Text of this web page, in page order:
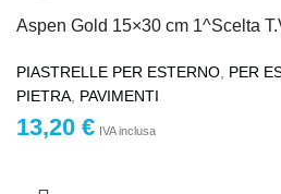
Aspen Gold 15×30 cm 1^Scelta
PIASTRELLE PER ESTERNO PER
PIETRA PAVIMENTI
13,20 € IVA inclusa